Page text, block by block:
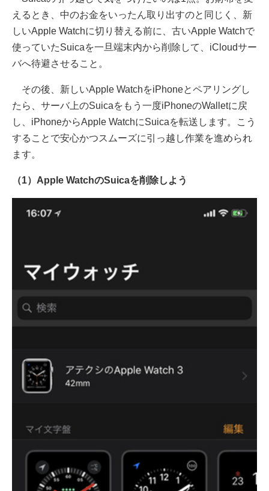
えるとき、中のお金をいったん取り出すのと同じく、新
しいApple Watchに切り替える前に、古いApple Watchで
使っていたSuicaを一旦端末内から削除して、iCloudサー
バへ待避させること。
その後、新しいApple WatchをiPhoneとペアリングし
たら、サーバ上のSuicaをもう一度iPhoneのWalletに戻
し、iPhoneからApple WatchにSuicaを転送します。こう
することで安心かつスムーズに引っ越し作業を進められ
ます。
（1）Apple WatchのSuicaを削除しよう